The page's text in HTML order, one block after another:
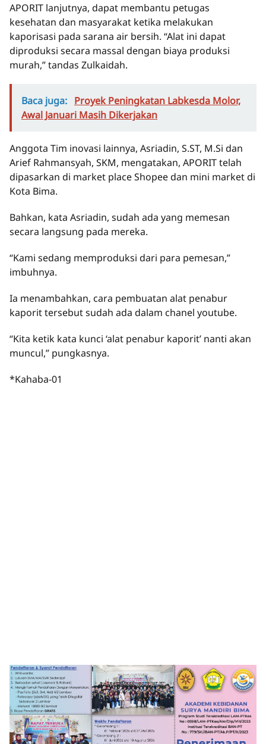
APORIT lanjutnya, dapat membantu petugas
kesehatan dan masyarakat ketika melakukan
kaporisasi pada sarana air bersih. “Alat ini dapat
diproduksi secara massal dengan biaya produksi
murah,” tandas Zulkaidah.
Baca juga: Proyek Peningkatan Labkesda Molor,
Awal Januari Masih Dikerjakan
Anggota Tim inovasi lainnya, Asriadin, S.ST, M.Si dan
Arief Rahmansyah, SKM, mengatakan, APORIT telah
dipasarkan di market place Shopee dan mini market di
Kota Bima.
Bahkan, kata Asriadin, sudah ada yang memesan
secara langsung pada mereka.
“Kami sedang memproduksi dari para pemesan,”
imbuhnya.
Ia menambahkan, cara pembuatan alat penabur
kaporit tersebut sudah ada dalam chanel youtube.
“Kita ketik kata kunci ‘alat penabur kaporit’ nanti akan
muncul,” pungkasnya.
*Kahaba-01